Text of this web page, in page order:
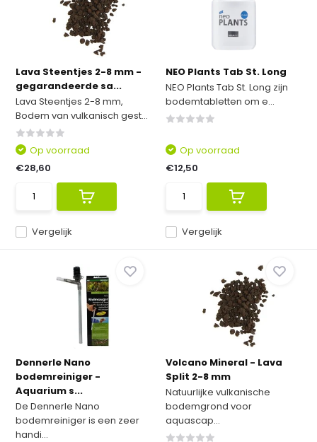
Lava Steentjes 2-8 mm -
gegarandeerde sa...
Lava Steentjes 2-8 mm,
Bodem van vulkanisch gest...
Vergelijk
Op voorraad
€28,60
NEO Plants Tab St. Long
NEO Plants Tab St. Long zijn
bodemtabletten om e...
Vergelijk
Op voorraad
€12,50
Dennerle Nano
bodemreiniger -
Aquarium s...
De Dennerle Nano
bodemreiniger is een zeer
handi...
Volcano Mineral - Lava
Split 2-8 mm
Natuurlijke vulkanische
bodemgrond voor
aquascap...